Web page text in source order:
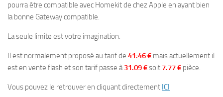
pourra être compatible avec Homekit de chez Apple en ayant bien
la bonne Gateway compatible.
La seule limite est votre imagination.
Il est normalement proposé au tarif de 41.46 € mais actuellement il
est en vente flash et son tarif passe à31.09 €soit 7.77 € pièce.
Vous pouvez le retrouver en cliquant directement ICI